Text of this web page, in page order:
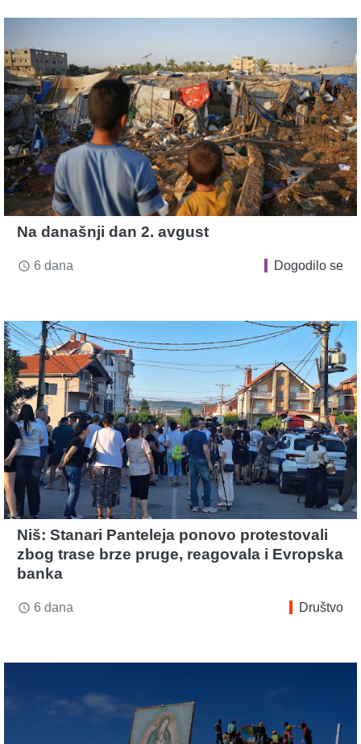
Na današnji dan 2. avgust
access_time 6 dana Dogodilo se
Niš: Stanari Panteleja ponovo protestovali
zbog trase brze pruge, reagovala i Evropska
banka
access_time 6 dana Društvo